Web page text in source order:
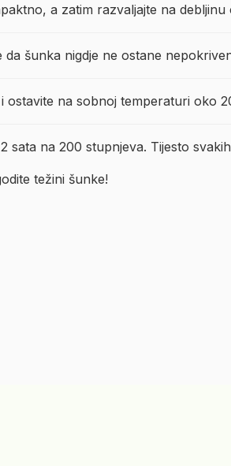
a zatim razvaljajte na debljinu
šunka nigdje ne ostane
na sobnoj temperaturi oko
sata na 200 stupnjeva. Tijesto
težini šunke!